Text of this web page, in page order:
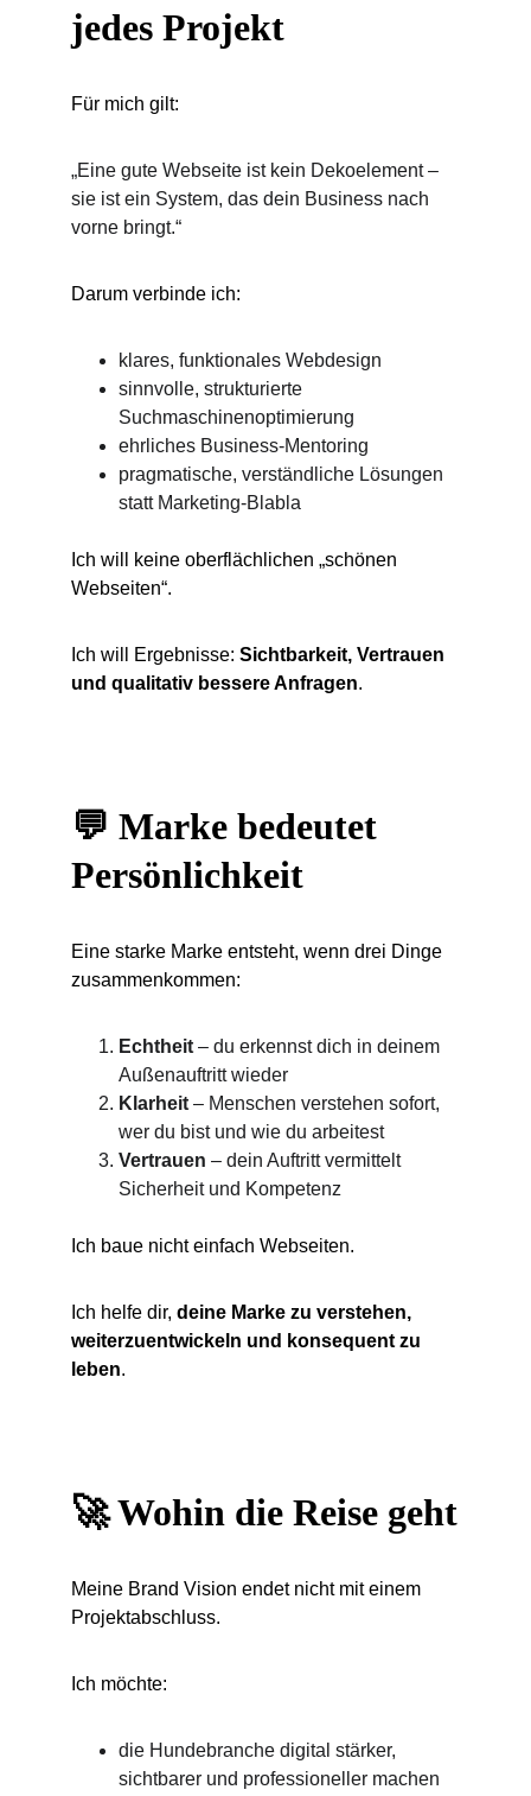
jedes Projekt
Für mich gilt:
„Eine gute Webseite ist kein Dekoelement –
sie ist ein System, das dein Business nach
vorne bringt.“
Darum verbinde ich:
klares, funktionales Webdesign
sinnvolle, strukturierte
Suchmaschinenoptimierung
ehrliches Business-Mentoring
pragmatische, verständliche Lösungen
statt Marketing-Blabla
Ich will keine oberflächlichen „schönen
Webseiten“.
Ich will Ergebnisse: Sichtbarkeit, Vertrauen
und qualitativ bessere Anfragen.
💬 Marke bedeutet
Persönlichkeit
Eine starke Marke entsteht, wenn drei Dinge
zusammenkommen:
Echtheit – du erkennst dich in deinem
Außenauftritt wieder
Klarheit – Menschen verstehen sofort,
wer du bist und wie du arbeitest
Vertrauen – dein Auftritt vermittelt
Sicherheit und Kompetenz
Ich baue nicht einfach Webseiten.
Ich helfe dir, deine Marke zu verstehen,
weiterzuentwickeln und konsequent zu
leben.
🚀 Wohin die Reise geht
Meine Brand Vision endet nicht mit einem
Projektabschluss.
Ich möchte:
die Hundebranche digital stärker,
sichtbarer und professioneller machen